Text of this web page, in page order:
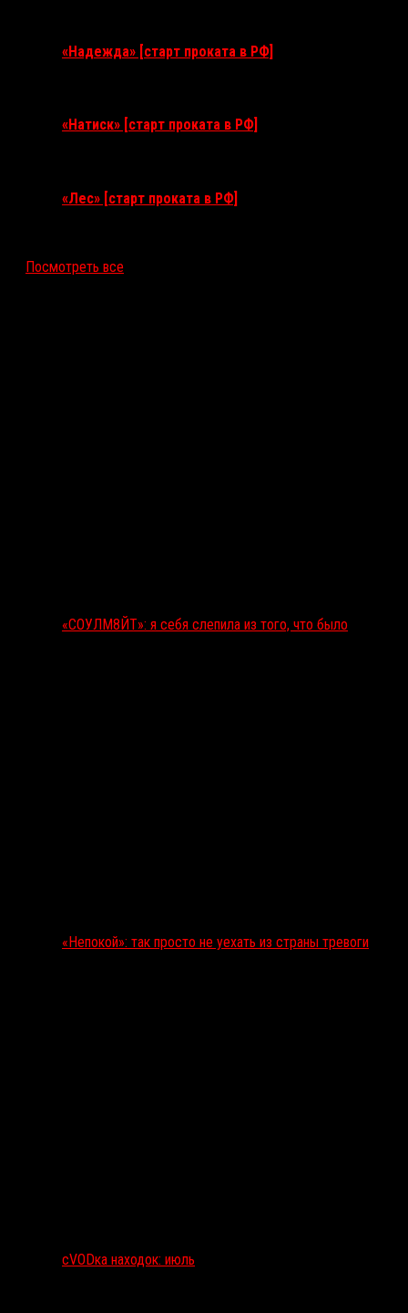
«Надежда» [старт проката в РФ]
«Натиск» [старт проката в РФ]
«Лес» [старт проката в РФ]
Посмотреть все
«СОУЛМ8ЙТ»: я себя слепила из того, что было
«Непокой»: так просто не уехать из страны тревоги
сVODка находок: июль